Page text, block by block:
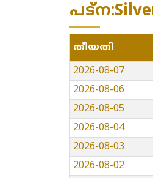
തീയതി
2026-08-07
2026-08-06
2026-08-05
2026-08-04
2026-08-03
2026-08-02